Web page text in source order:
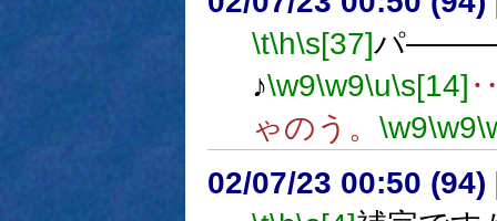
\t\h\s[37]パ
♪\w9\w9\u\s[14]
ゃのう。 \w9\w9
02/07/23 00:50 (94)